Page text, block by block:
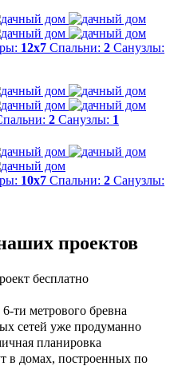
12x7 Спальни: 2 Санузлы:
2 Санузлы: 1
10х7 Спальни: 2 Санузлы:
проектов
бесплатно
ти метрового бревна
сетей уже продуманно
планировка
в домах, построенных по